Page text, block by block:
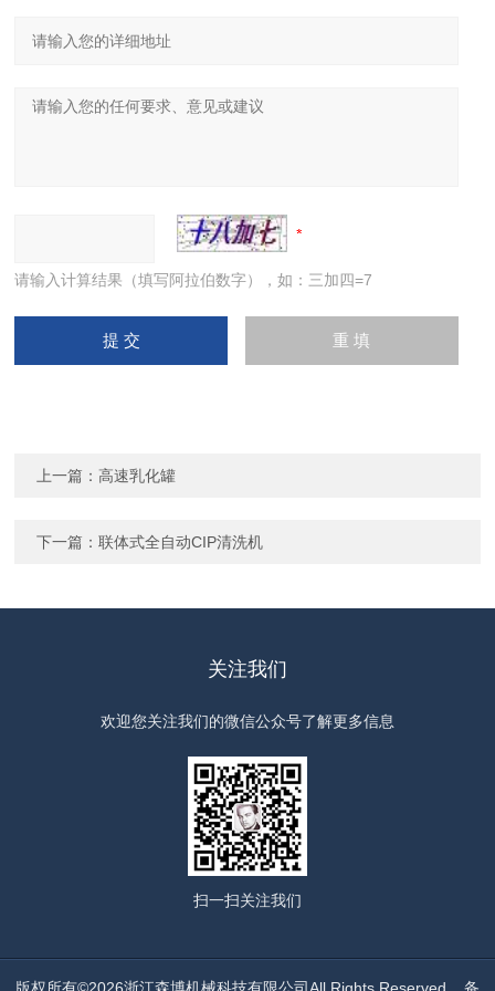
请输入计算结果（填写阿拉伯数字），如：三加四=7
上一篇：高速乳化罐
下一篇：联体式全自动CIP清洗机
关注我们
欢迎您关注我们的微信公众号了解更多信息
扫一扫关注我们